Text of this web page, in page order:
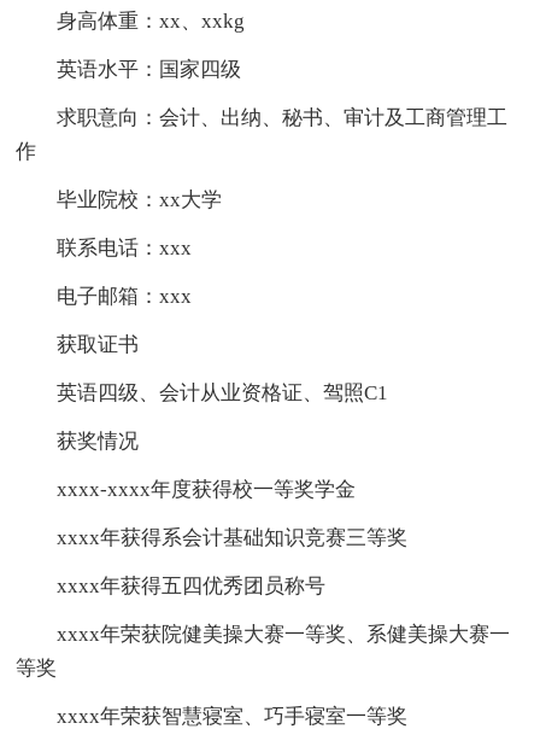
身高体重：xx、xxkg
英语水平：国家四级
求职意向：会计、出纳、秘书、审计及工商管理工
作
毕业院校：xx大学
联系电话：xxx
电子邮箱：xxx
获取证书
英语四级、会计从业资格证、驾照C1
获奖情况
xxxx-xxxx年度获得校一等奖学金
xxxx年获得系会计基础知识竞赛三等奖
xxxx年获得五四优秀团员称号
xxxx年荣获院健美操大赛一等奖、系健美操大赛一
等奖
xxxx年荣获智慧寝室、巧手寝室一等奖